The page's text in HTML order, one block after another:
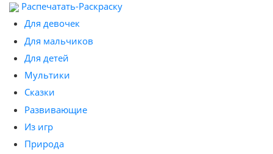
Распечатать-Раскраску
Для девочек
Для мальчиков
Для детей
Мультики
Сказки
Развивающие
Из игр
Природа